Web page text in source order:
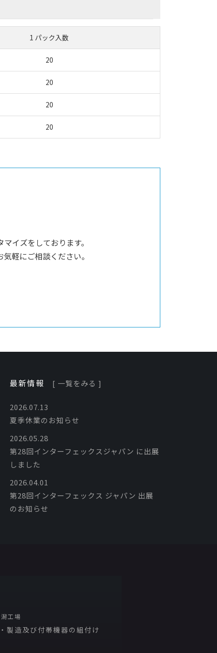
1 パック入数
20
20
20
20
イズをしております。
軽にご相談ください。
最新情報 [ 一覧をみる ]
2026.07.13
夏季休業のお知らせ
2026.05.28
第28回インターフェックスジャパン に出展
しました
2026.04.01
第28回インターフェックス ジャパン 出展
のお知らせ
工場
製造及び付帯機器の組付け